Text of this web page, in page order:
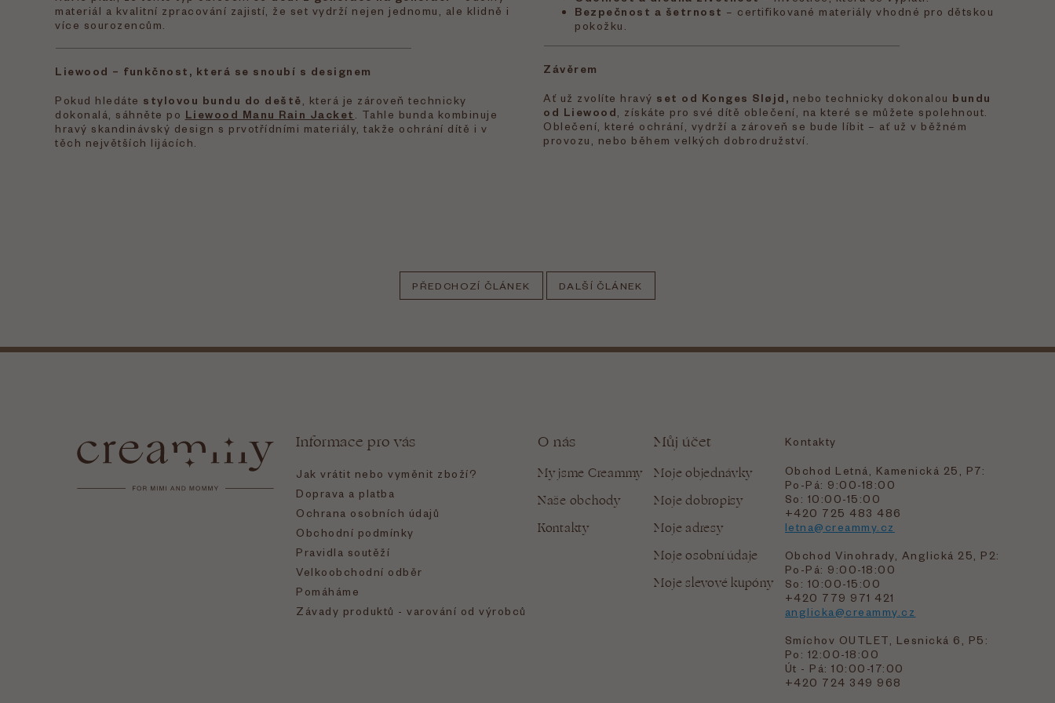
materiál a kvalitní zpracování zajistí, že set vydrží nejen jednomu, ale klidně i
více sourozencům.
Liewood – funkčnost, která se snoubí s designem
Pokud hledáte stylovou bundu do deště , která je zároveň technicky
dokonalá, sáhněte po Liewood Manu Rain Jacket
. Tahle bunda kombinuje
hravý skandinávský design s prvotřídními materiály, takže ochrání dítě i v
těch největších lijácích.
Bezpečnost a šetrnost – certifikované materiály vhodné pro dětskou
pokožku.
Závěrem
Ať už zvolíte hravý set od Konges Sløjd, nebo technicky dokonalou bundu
od Liewood
, získáte pro své dítě oblečení, na které se můžete spolehnout.
Oblečení, které ochrání, vydrží a zároveň se bude líbit – ať už v běžném
provozu, nebo během velkých dobrodružství.
PŘEDCHOZÍ ČLÁNEK DALŠÍ ČLÁNEK
Informace pro vás
Jak vrátit nebo vyměnit zboží?
Doprava a platba
Ochrana osobních údajů
Obchodní podmínky
Pravidla soutěží
Velkoobchodní odběr
Pomáháme
Závady produktů - varování od výrobců
O nás
My jsme Creammy
Naše obchody
Kontakty
Můj účet
Moje objednávky
Moje dobropisy
Moje adresy
Moje osobní údaje
Moje slevové kupóny
Kontakty
Obchod Letná, Kamenická 25, P7:
Po-Pá: 9:00-18:00
So: 10:00-15:00
+420 725 483 486
letna@creammy.cz
Obchod Vinohrady, Anglická 25, P2:
Po-Pá: 9:00-18:00
So: 10:00-15:00
+420 779 971 421
anglicka@creammy.cz
Smíchov OUTLET, Lesnická 6, P5:
Po: 12:00-18:00
Út - Pá: 10:00-17:00
+420 724 349 968